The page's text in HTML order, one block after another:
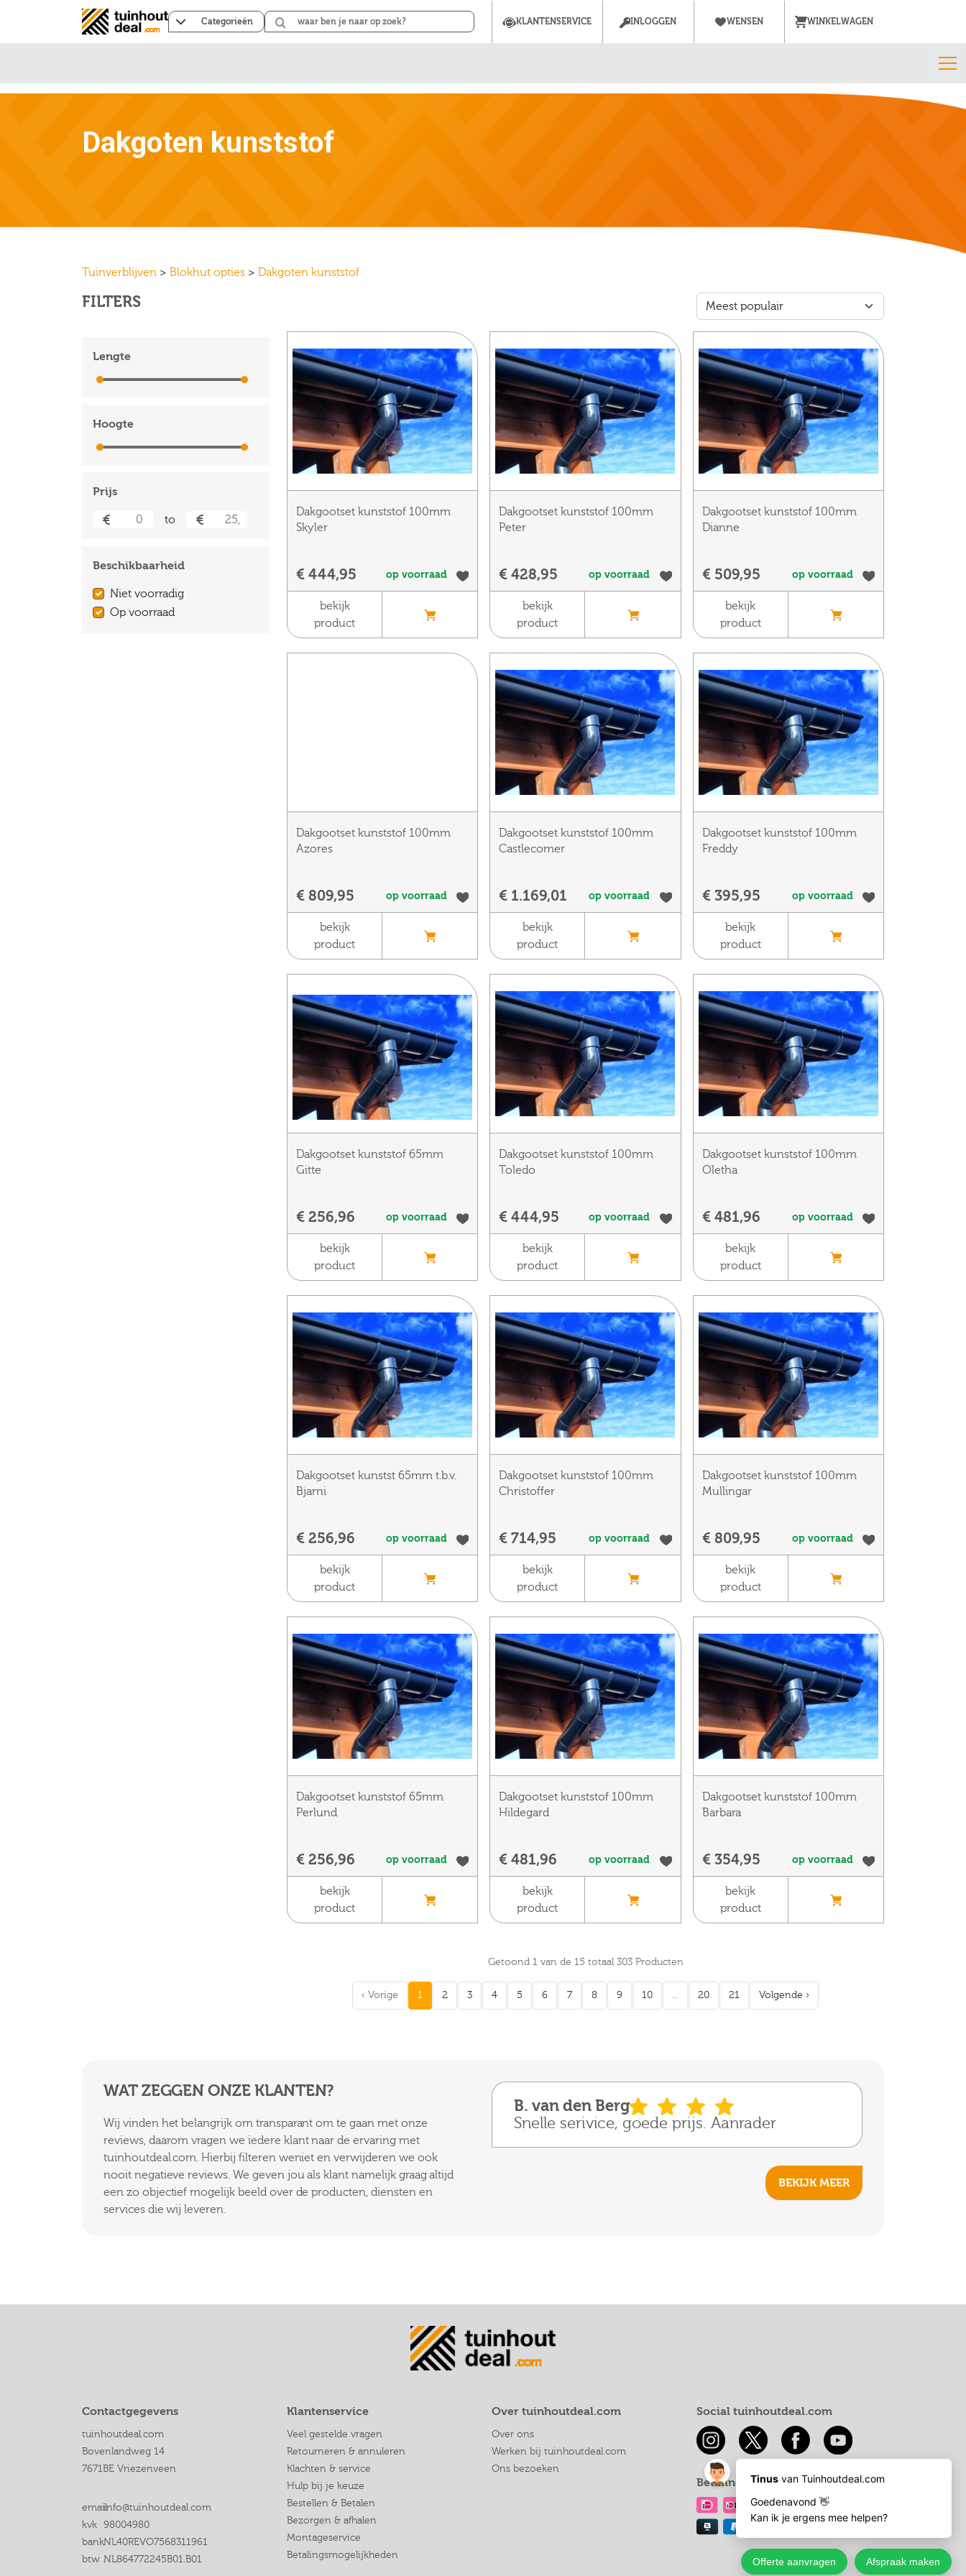
Categorieën KLANTENSERVICE INLOGGEN WENSEN WINKELWAGEN
Dakgoten kunststof
Tuinverblijven > Blokhut opties > Dakgoten kunststof
FILTERS
Lengte
Hoogte
Prijs
to
Beschikbaarheid
Niet voorradig
Op voorraad
Dakgootset kunststof 100mm
Skyler
€ 444,95 op voorraad
bekijk
product
Dakgootset kunststof 100mm
Peter
€ 428,95 op voorraad
bekijk
product
Dakgootset kunststof 100mm
Dianne
€ 509,95 op voorraad
bekijk
product
Dakgootset kunststof 100mm
Azores
€ 809,95 op voorraad
bekijk
product
Dakgootset kunststof 100mm
Castlecomer
€ 1.169,01 op voorraad
bekijk
product
Dakgootset kunststof 100mm
Freddy
€ 395,95 op voorraad
bekijk
product
Dakgootset kunststof 65mm
Gitte
€ 256,96 op voorraad
bekijk
product
Dakgootset kunststof 100mm
Toledo
€ 444,95 op voorraad
bekijk
product
Dakgootset kunststof 100mm
Oletha
€ 481,96 op voorraad
bekijk
product
Dakgootset kunstst 65mm t.b.v.
Bjarni
€ 256,96 op voorraad
bekijk
product
Dakgootset kunststof 100mm
Christoffer
€ 714,95 op voorraad
bekijk
product
Dakgootset kunststof 100mm
Mullingar
€ 809,95 op voorraad
bekijk
product
Dakgootset kunststof 65mm
Perlund
€ 256,96 op voorraad
bekijk
product
Dakgootset kunststof 100mm
Hildegard
€ 481,96 op voorraad
bekijk
product
Dakgootset kunststof 100mm
Barbara
€ 354,95 op voorraad
bekijk
product
Getoond 1 van de 15 totaal 303 Producten
‹ Vorige 1 2 3 4 5 6 7 8 9 10 ... 20 21 Volgende ›
WAT ZEGGEN ONZE KLANTEN?
Wij vinden het belangrijk om transparant om te gaan met onze
reviews, daarom vragen we iedere klant naar de ervaring met
tuinhoutdeal.com. Hierbij filteren weniet en verwijderen we ook
nooit negatieve reviews. We geven jou als klant namelijk graag altijd
een zo objectief mogelijk beeld over de producten, diensten en
services die wij leveren.
B. van den Berg
Snelle serivice, goede prijs. Aanrader
BEKIJK MEER
Contactgegevens
tuinhoutdeal.com
Bovenlandweg 14
7671BE Vriezenveen
emailinfo@tuinhoutdeal.com
kvk 98004980
bankNL40REVO7568311961
btw NL864772245B01.B01
Klantenservice
Veel gestelde vragen
Retourneren & annuleren
Klachten & service
Hulp bij je keuze
Bestellen & Betalen
Bezorgen & afhalen
Montageservice
Betalingsmogelijkheden
Over tuinhoutdeal.com
Over ons
Werken bij tuinhoutdeal.com
Ons bezoeken
Social tuinhoutdeal.com
Betaling